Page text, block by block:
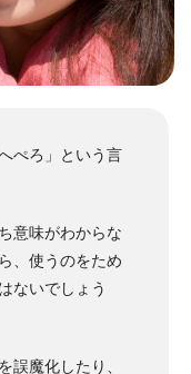
ぺろ」という言
意味がわからな
、使うのをため
ないでしょう
誤魔化したり、